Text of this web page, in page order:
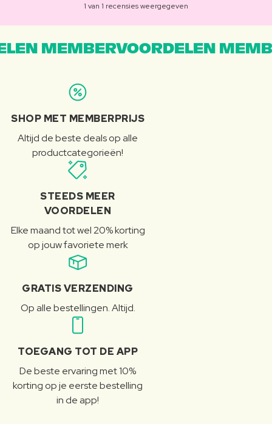
1 van 1 recensies weergegeven
MEMBERVOORDELEN
SHOP MET MEMBERPRIJS
Altijd de beste deals op alle
productcategorieën!
STEEDS MEER
VOORDELEN
Elke maand tot wel 20% korting
op jouw favoriete merk
GRATIS VERZENDING
Op alle bestellingen. Altijd.
TOEGANG TOT DE APP
De beste ervaring met 10%
korting op je eerste bestelling
in de app!